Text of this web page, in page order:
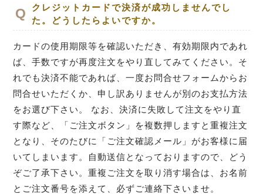
クレジットカードで決済が成功しませんでし
た。どうしたらよいですか。
カードの使用期限等を確認いただき、有効期限内であれ
ば、手数ですが再度注文をやり直してみてください。そ
れでも決済不能であれば、一度お問合せフォームからお
問合せいただくか、申し訳ありませんが別のお支払方法
をお選び下さい。 なお、決済に失敗して注文をやり直
す際など、「ご注文ボタン」を複数押しますと重複注文
となり、そのたびに「ご注文確認メール」がお客様に届
いてしまいます。自動送信となっておりますので、どう
ぞご了承下さい。重複ご注文を取り消す場合は、お名前
とご注文番号を添えて、必ずご連絡下さいませ。